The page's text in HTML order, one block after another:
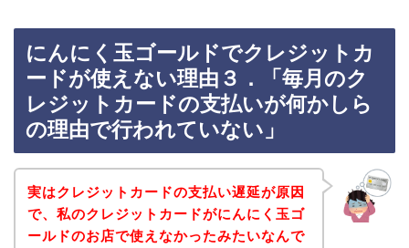
にんにく玉ゴールドでクレジットカ
ードが使えない理由３．「毎月のク
レジットカードの支払いが何かしら
の理由で行われていない」
実はクレジットカードの支払い遅延が原因
で、私のクレジットカードがにんにく玉ゴ
ールドのお店で使えなかったみたいなんで